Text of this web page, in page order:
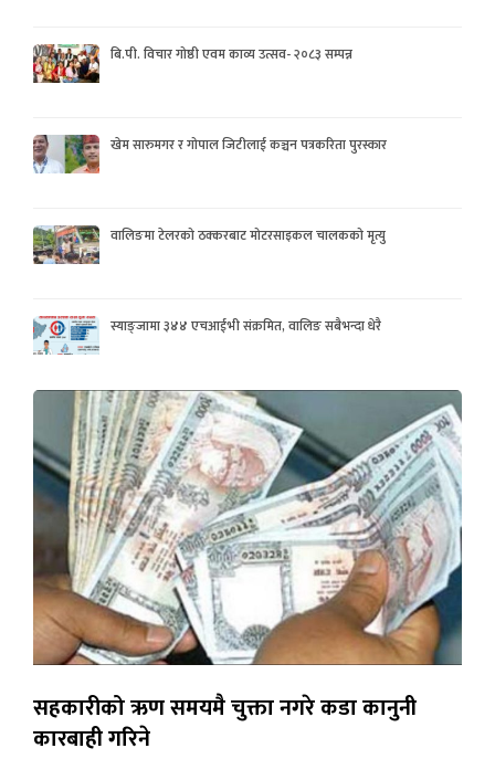
बि.पी. विचार गोष्ठी एवम काव्य उत्सव- २०८३ सम्पन्न
खेम सारुमगर र गोपाल जिटीलाई कञ्चन पत्रकरिता पुरस्कार
वालिङमा टेलरको ठक्करबाट मोटरसाइकल चालकको मृत्यु
स्याङ्जामा ३४४ एचआईभी संक्रमित, वालिङ सबैभन्दा धेरै
सहकारीको ऋण समयमै चुक्ता नगरे कडा कानुनी
कारबाही गरिने